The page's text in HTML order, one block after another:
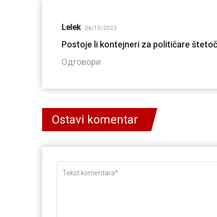
Lelek 06/10/2023
Postoje li kontejneri za političare
Одговори
Ostavi komentar